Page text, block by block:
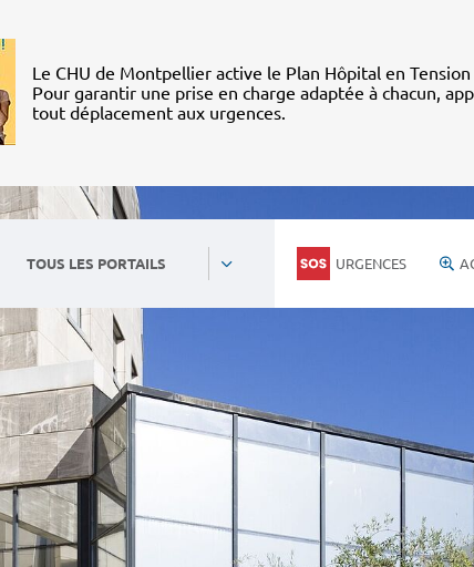
Le CHU de Montpellier active le Plan Hôpital en Tension
Pour garantir une prise en charge adaptée à chacun,
tout déplacement aux urgences.
TOUS LES PORTAILS URGENCES